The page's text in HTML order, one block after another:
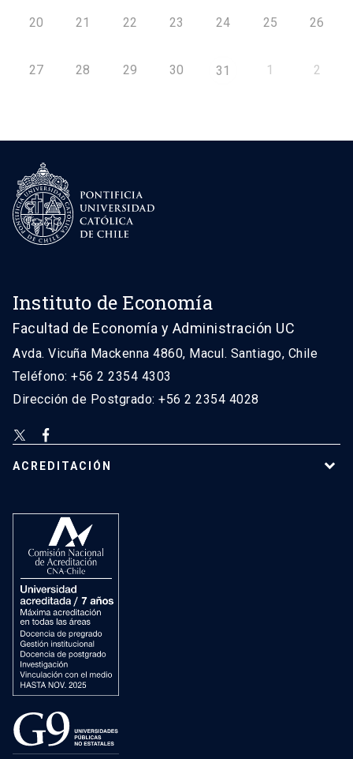
20 21 22 23 24 25 26
27 28 29 30 31 1 2
Instituto de Economía
Facultad de Economía y Administración UC
Avda. Vicuña Mackenna 4860, Macul. Santiago, Chile
Teléfono: +56 2 2354 4303
Dirección de Postgrado: +56 2 2354 4028
ACREDITACIÓN